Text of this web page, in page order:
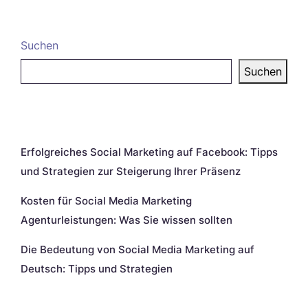
Suchen
Suchen
Erfolgreiches Social Marketing auf Facebook: Tipps
und Strategien zur Steigerung Ihrer Präsenz
Kosten für Social Media Marketing
Agenturleistungen: Was Sie wissen sollten
Die Bedeutung von Social Media Marketing auf
Deutsch: Tipps und Strategien